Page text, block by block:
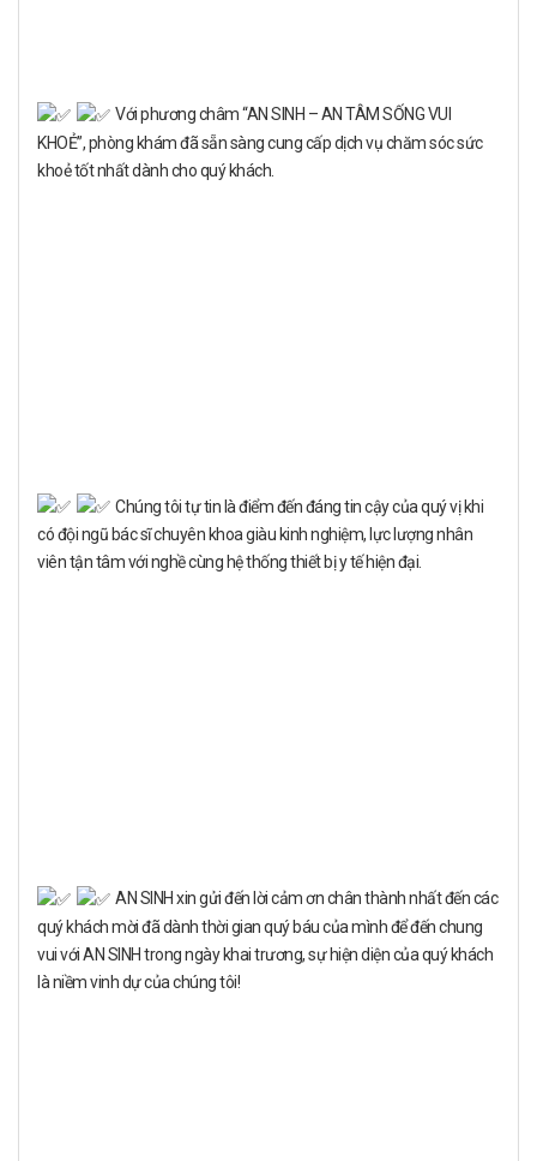
Với phương châm “AN SINH – AN TÂM SỐNG VUI
KHOẺ”, phòng khám đã sẵn sàng cung cấp dịch vụ chăm sóc sức
khoẻ tốt nhất dành cho quý khách.
Chúng tôi tự tin là điểm đến đáng tin cậy của quý vị khi
có đội ngũ bác sĩ chuyên khoa giàu kinh nghiệm, lực lượng nhân
viên tận tâm với nghề cùng hệ thống thiết bị y tế hiện đại.
AN SINH xin gửi đến lời cảm ơn chân thành nhất đến các
quý khách mời đã dành thời gian quý báu của mình để đến chung
vui với AN SINH trong ngày khai trương, sự hiện diện của quý khách
là niềm vinh dự của chúng tôi!